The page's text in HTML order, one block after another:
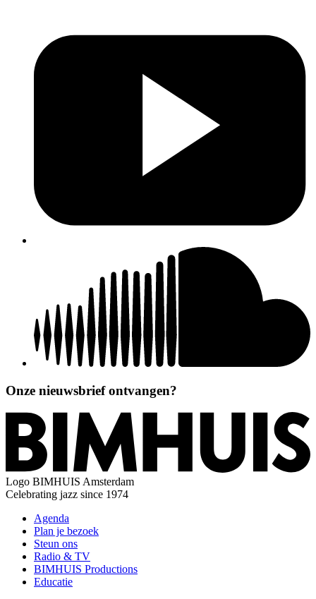
Onze nieuwsbrief ontvangen?
Logo BIMHUIS Amsterdam
Celebrating jazz since 1974
Agenda
Plan je bezoek
Steun ons
Radio & TV
BIMHUIS Productions
Educatie